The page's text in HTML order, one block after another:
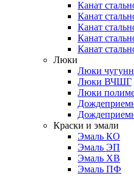
Канат
Канат
Канат
Канат
Канат
Люки
Люки
Люки ВЧШГ
Люки
Краски и эмали
Эмаль КО
Эмаль ЭП
Эмаль ХВ
Эмаль ПФ